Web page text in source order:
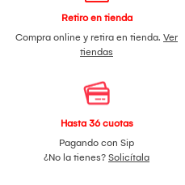
Retiro en tienda
Compra online y retira en tienda. Ver
tiendas
Hasta 36 cuotas
Pagando con Sip
¿No la tienes? Solicítala